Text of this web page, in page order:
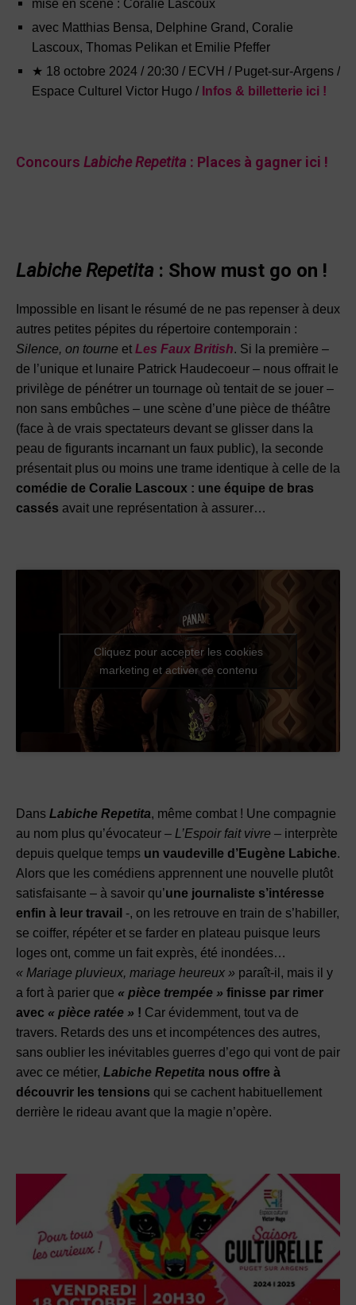
mise en scène : Coralie Lascoux
avec Matthias Bensa, Delphine Grand, Coralie
Lascoux, Thomas Pelikan et Emilie Pfeffer
★ 18 octobre 2024 / 20:30 / ECVH / Puget-sur-Argens /
Espace Culturel Victor Hugo / Infos & billetterie ici !
Concours Labiche Repetita : Places à gagner ici !
Labiche Repetita : Show must go on !
Impossible en lisant le résumé de ne pas repenser à deux
autres petites pépites du répertoire contemporain :
Silence, on tourne et Les Faux British. Si la première –
de l’unique et lunaire Patrick Haudecoeur – nous offrait le
privilège de pénétrer un tournage où tentait de se jouer –
non sans embûches – une scène d’une pièce de théâtre
(face à de vrais spectateurs devant se glisser dans la
peau de figurants incarnant un faux public), la seconde
présentait plus ou moins une trame identique à celle de la
comédie de Coralie Lascoux : une équipe de bras
cassés avait une représentation à assurer…
Cliquez pour accepter les cookies
marketing et activer ce contenu
Dans Labiche Repetita, même combat ! Une compagnie
au nom plus qu’évocateur – L’Espoir fait vivre – interprète
depuis quelque temps un vaudeville d’Eugène Labiche.
Alors que les comédiens apprennent une nouvelle plutôt
satisfaisante – à savoir qu’une journaliste s’intéresse
enfin à leur travail -, on les retrouve en train de s’habiller,
se coiffer, répéter et se farder en plateau puisque leurs
loges ont, comme un fait exprès, été inondées…
« Mariage pluvieux, mariage heureux » paraît-il, mais il y
a fort à parier que « pièce trempée » finisse par rimer
avec « pièce ratée » ! Car évidemment, tout va de
travers. Retards des uns et incompétences des autres,
sans oublier les inévitables guerres d’ego qui vont de pair
avec ce métier, Labiche Repetita nous offre à
découvrir les tensions qui se cachent habituellement
derrière le rideau avant que la magie n’opère.